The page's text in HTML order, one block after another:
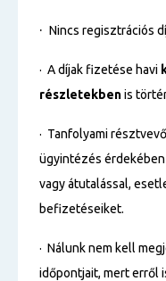
· Nincs regisztrációs
· A díjak fizetése havi
részletekbenis
· Tanfolyami
ügyintézés
vagy átutalással,
befizetéseiket.
· Nálunk nem kell
időpontjait, mert erről